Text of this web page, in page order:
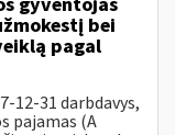
bei
pagal
12-31 darbdavys,
pajamas (A